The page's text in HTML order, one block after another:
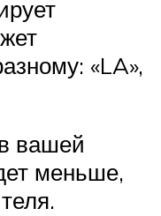
«LA»,
вашей
меньше,